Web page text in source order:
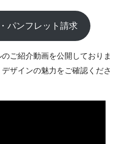
パンフレット請求
ご紹介動画を公開しておりま
ザインの魅力をご確認くださ